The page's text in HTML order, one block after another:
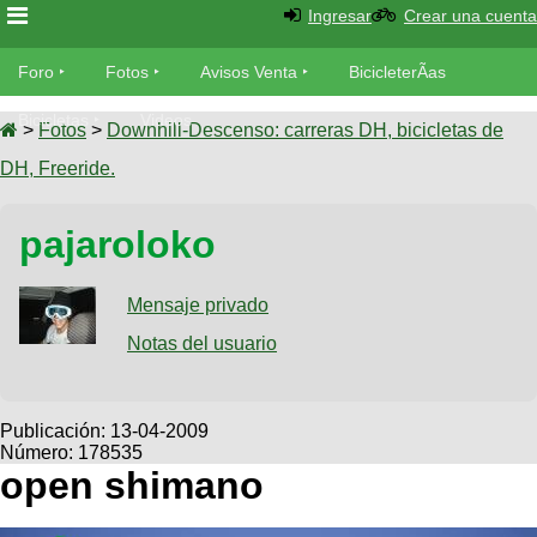
Foro
Foro
TÃ©cnica
Fotos
tu foto
Galeria
XC
Viajes
Descenso
SUBÃ
tu
Buscar
Ultimos
Fotos
BicicleterÃ­
as
Bicicletas
Tandem
Videos
Cicloturismo
Ingresar Crear una cuenta
Foro Fotos Avisos Venta BicicleterÃ­as
Bicicletas Videos
> Fotos > Downhill-Descenso: carreras DH, bicicletas de
DH, Freeride.
pajaroloko
Mensaje privado
Notas del usuario
Publicación: 13-04-2009
Número: 178535
open shimano